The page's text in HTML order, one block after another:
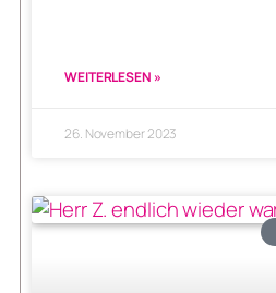
WEITERLESEN »
26. November 2023